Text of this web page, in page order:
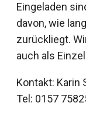
Eingeladen
davon, wie
zurückliegt.
auch als
Kontakt: Karin
Tel: 0157